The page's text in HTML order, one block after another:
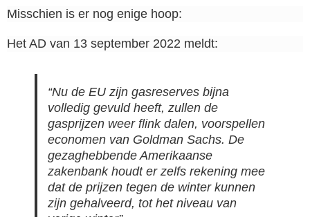
Misschien is er nog enige hoop:
Het AD van 13 september 2022 meldt:
“Nu de EU zijn gasreserves bijna
volledig gevuld heeft, zullen de
gasprijzen weer flink dalen, voorspellen
economen van Goldman Sachs. De
gezaghebbende Amerikaanse
zakenbank houdt er zelfs rekening mee
dat de prijzen tegen de winter kunnen
zijn gehalveerd, tot het niveau van